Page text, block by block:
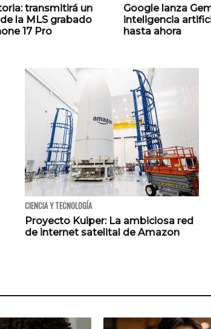
transmitirá un
la MLS grabado
17 Pro
Google lanza
inteligencia
hasta ahora
CIENCIA Y TECNOLOGÍA
Proyecto Kuiper: La ambiciosa red
de internet satelital de Amazon